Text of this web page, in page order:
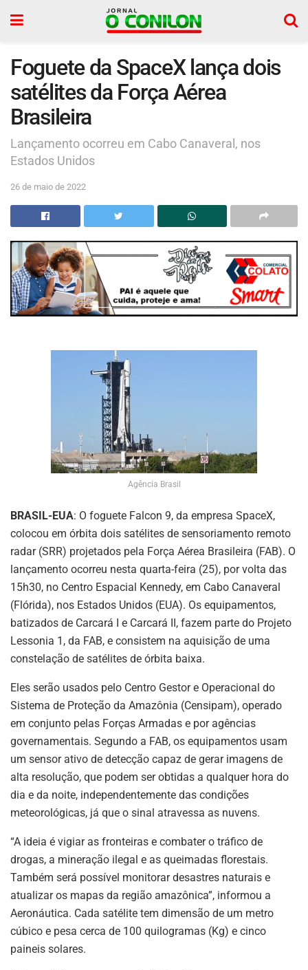
Foguete da SpaceX lança dois
satélites da Força Aérea
Brasileira
Lançamento ocorreu em Cabo Canaveral, nos
Estados Unidos
26 de maio de 2022
Agência Brasil
BRASIL-EUA: O foguete Falcon 9, da empresa SpaceX,
colocou em órbita dois satélites de sensoriamento remoto
radar (SRR) projetados pela Força Aérea Brasileira (FAB). O
lançamento ocorreu nesta quarta-feira (25), por volta das
15h30, no Centro Espacial Kennedy, em Cabo Canaveral
(Flórida), nos Estados Unidos (EUA). Os equipamentos,
batizados de Carcará I e Carcará II, fazem parte do Projeto
Lessonia 1, da FAB, e consistem na aquisição de uma
constelação de satélites de órbita baixa.
Eles serão usados pelo Centro Gestor e Operacional do
Sistema de Proteção da Amazônia (Censipam), operado
em conjunto pelas Forças Armadas e por agências
governamentais. Segundo a FAB, os equipamentos usam
um sensor ativo de detecção capaz de gerar imagens de
alta resolução, que podem ser obtidas a qualquer hora do
dia e da noite, independentemente das condições
meteorológicas, já que o sinal atravessa as nuvens.
“A ideia é vigiar as fronteiras e combater o tráfico de
drogas, a mineração ilegal e as queimadas florestais.
Também será possível monitorar desastres naturais e
atualizar os mapas da região amazônica”, informou a
Aeronáutica. Cada satélite tem dimensão de um metro
cúbico e pesa cerca de 100 quilogramas (Kg) e cinco
paineis solares.